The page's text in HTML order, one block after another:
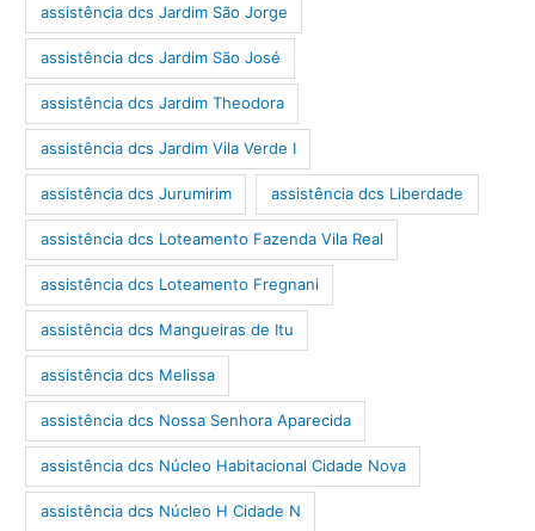
assistência dcs Jardim São Jorge
assistência dcs Jardim São José
assistência dcs Jardim Theodora
assistência dcs Jardim Vila Verde I
assistência dcs Jurumirim assistência dcs Liberdade
assistência dcs Loteamento Fazenda Vila Real
assistência dcs Loteamento Fregnani
assistência dcs Mangueiras de Itu
assistência dcs Melissa
assistência dcs Nossa Senhora Aparecida
assistência dcs Núcleo Habitacional Cidade Nova
assistência dcs Núcleo H Cidade N